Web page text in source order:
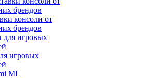
консоли от
брендов
игровых